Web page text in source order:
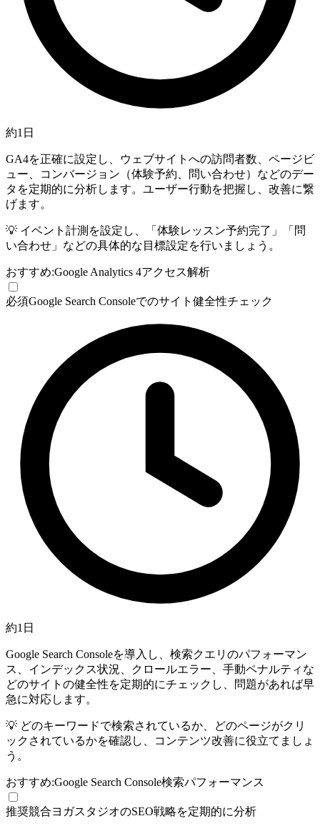
約1日
GA4を正確に設定し、ウェブサイトへの訪問者数、ページビ
ュー、コンバージョン（体験予約、問い合わせ）などのデー
タを定期的に分析します。ユーザー行動を把握し、改善に繋
げます。
💡 イベント計測を設定し、「体験レッスン予約完了」「問
い合わせ」などの具体的な目標設定を行いましょう。
おすすめ:Google Analytics 4アクセス解析
必須Google Search Consoleでのサイト健全性チェック
約1日
Google Search Consoleを導入し、検索クエリのパフォーマン
ス、インデックス状況、クロールエラー、手動ペナルティな
どのサイトの健全性を定期的にチェックし、問題があれば早
急に対応します。
💡 どのキーワードで検索されているか、どのページがクリ
ックされているかを確認し、コンテンツ改善に役立てましょ
う。
おすすめ:Google Search Console検索パフォーマンス
推奨競合ヨガスタジオのSEO戦略を定期的に分析